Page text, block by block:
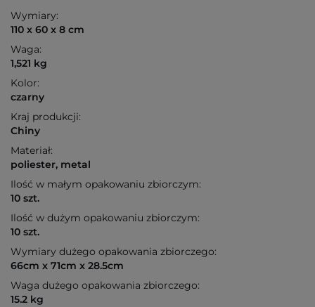
Wymiary:
110 x 60 x 8 cm
Waga:
1,521 kg
Kolor:
czarny
Kraj produkcji:
Chiny
Materiał:
poliester, metal
Ilość w małym opakowaniu zbiorczym:
10 szt.
Ilość w dużym opakowaniu zbiorczym:
10 szt.
Wymiary dużego opakowania zbiorczego:
66cm x 71cm x 28.5cm
Waga dużego opakowania zbiorczego:
15.2 kg